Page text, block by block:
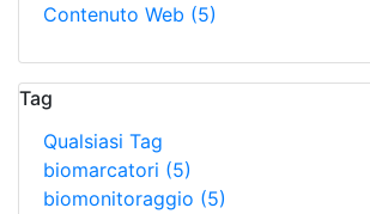
Contenuto Web (5)
Tag
Qualsiasi Tag
biomarcatori (5)
biomonitoraggio (5)